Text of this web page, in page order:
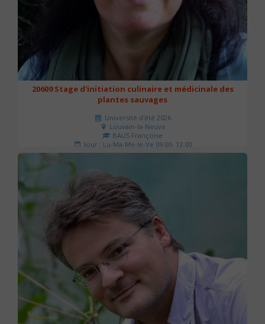
20609 Stage d'initiation culinaire et médicinale des
plantes sauvages
Université d'été 2026
Louvain-la-Neuve
BAUS Françoise
Jour : Lu-Ma-Me-Je-Ve 09:00- 13:00
Nombre de séances : 3